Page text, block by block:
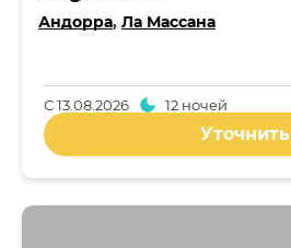
Андорра, Ла Массана
С13.08.2026 12 ночей
Уточнить